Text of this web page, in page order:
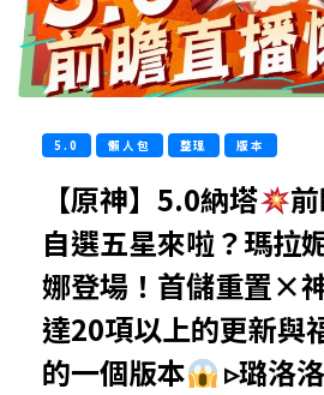
5.0 懶人包 整理 版本
【原神】5.0納塔
自選五星來啦？瑪拉
娜登場！首儲重置×
達20項以上的更新與
的一個版本
▹璐洛